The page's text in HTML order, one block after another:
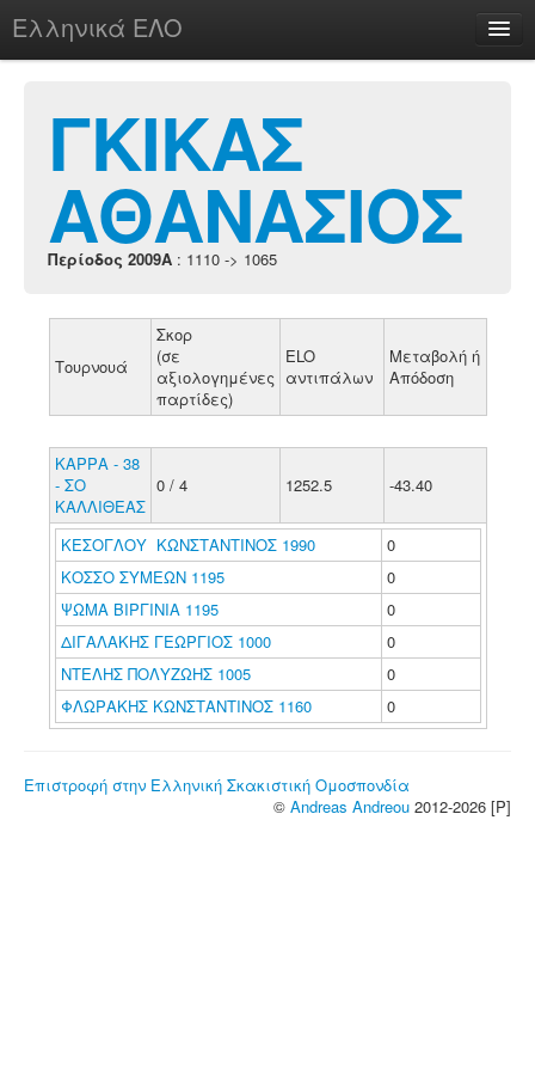
Ελληνικά ΕΛΟ
chesstu.be @ discord
Login
ΓΚΙΚΑΣ
ΑΘΑΝΑΣΙΟΣ
Περίοδος 2009A : 1110 -> 1065
Τουρνουά
Σκορ
(σε
αξιολογημένες
παρτίδες)
ELO
αντιπάλων
Μεταβολή ή
Απόδοση
ΚΑΡΡΑ - 38
- ΣΟ
ΚΑΛΛΙΘΕΑΣ
0 / 4 1252.5 -43.40
ΚΕΣΟΓΛΟΥ ΚΩΝΣΤΑΝΤΙΝΟΣ 1990
0
ΚΟΣΣΟ ΣΥΜΕΩΝ 1195
0
ΨΩΜΑ ΒΙΡΓΙΝΙΑ 1195
0
ΔΙΓΑΛΑΚΗΣ ΓΕΩΡΓΙΟΣ 1000
0
ΝΤΕΛΗΣ ΠΟΛΥΖΩΗΣ 1005
0
ΦΛΩΡΑΚΗΣ ΚΩΝΣΤΑΝΤΙΝΟΣ 1160
0
Επιστροφή στην Ελληνική Σκακιστική Ομοσπονδία
© Andreas Andreou 2012-2026 [P]